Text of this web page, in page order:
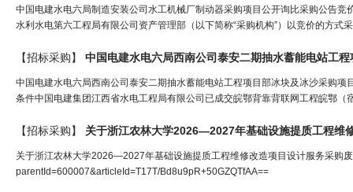
中国电建水电六局制造安装公司水工机械厂制动器采购项目公开询比采购公告
水利水电第六工程局有限公司资产管理部（以下简称“采购机构”）以竞价的方式
【招标采购】
中国电建水电六局西南公司泰安二期抽水蓄能电站工程项目部冰块及冰沙采购
条件中国电建集团江西省水电工程局有限公司已成交皖鄂背靠背联网工程皖鄂（
【招标采购】 关于浙江农林大学2026—2027年基础设施提质工程维
关于浙江农林大学2026—2027年基础设施提质工程维修改造项目设计服务采购
parentId=600007&articleId=T17T/Bd8u9pR+50GZQTfAA==